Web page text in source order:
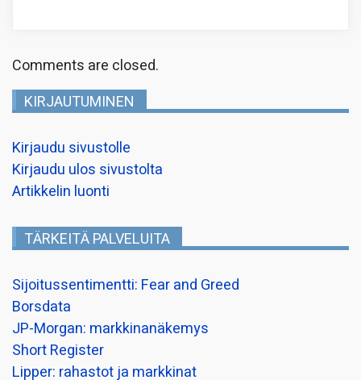
Comments are closed.
KIRJAUTUMINEN
Kirjaudu sivustolle
Kirjaudu ulos sivustolta
Artikkelin luonti
TÄRKEITÄ PALVELUITA
Sijoitussentimentti: Fear and Greed
Borsdata
JP-Morgan: markkinanäkemys
Short Register
Lipper: rahastot ja markkinat